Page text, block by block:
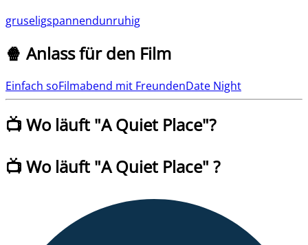
gruseligspannendunruhig
🍿 Anlass für den Film
Einfach soFilmabend mit FreundenDate Night
📺 Wo läuft "A Quiet Place"?
📺 Wo läuft "A Quiet Place" ?